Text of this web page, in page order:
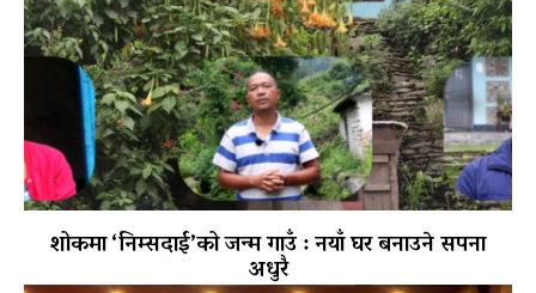
शोकमा ‘निम्सदाई’को जन्म गाउँ : नयाँ घर बनाउने सपना
अधुरै